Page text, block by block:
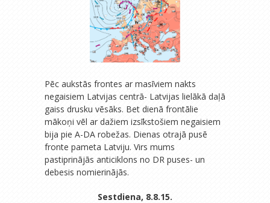
Pēc aukstās frontes ar masīviem nakts
negaisiem Latvijas centrā- Latvijas lielākā daļā
gaiss drusku vēsāks. Bet dienā frontālie
mākoņi vēl ar dažiem izsīkstošiem negaisiem
bija pie A-DA robežas. Dienas otrajā pusē
fronte pameta Latviju. Virs mums
pastiprinājās anticiklons no DR puses- un
debesis nomierinājās.
Sestdiena, 8.8.15.